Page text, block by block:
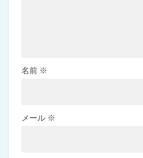
名前 ※
メール ※